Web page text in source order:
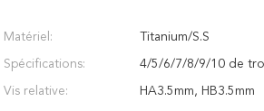
Matériel: Titanium/S.S
Spécifications: 4/5/6/7/8/9/10 de
Vis relative: HA3.5mm, HB3.5mm